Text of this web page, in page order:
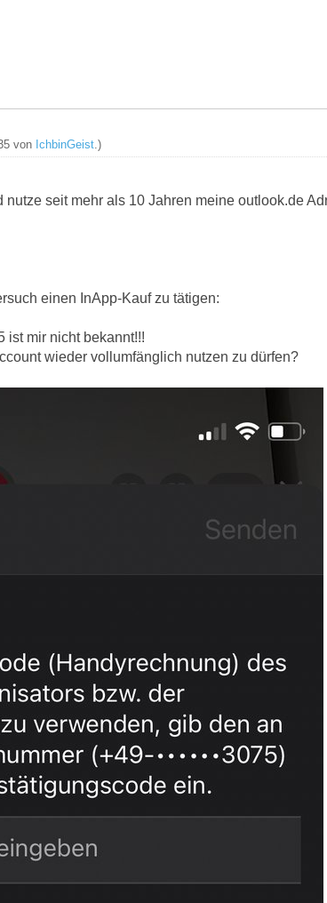
von IchbinGeist.)
seit mehr als 10 Jahren meine outlook.de
einen InApp-Kauf zu tätigen:
ist mir nicht bekannt!!!
wieder vollumfänglich nutzen zu dürfen?